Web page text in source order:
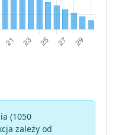
(1050
zależy od